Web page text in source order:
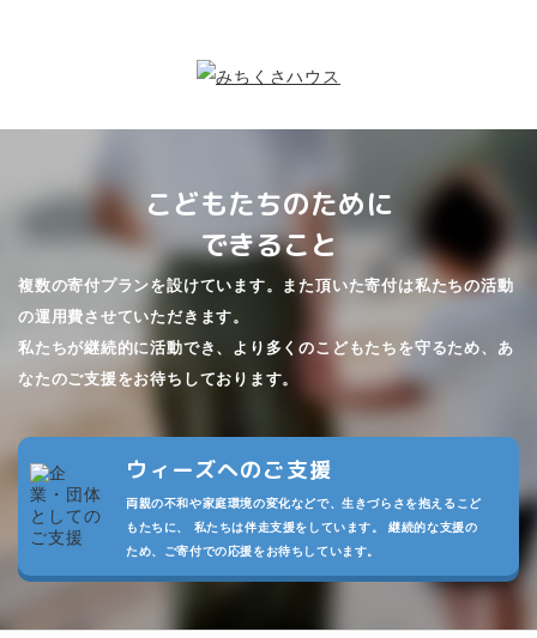
こどもたちのために
できること
複数の寄付プランを設けています。また頂いた寄付は私たちの活動
の運用費させていただきます。
私たちが継続的に活動でき、より多くのこどもたちを守るため、あ
なたのご支援をお待ちしております。
ウィーズへのご支援
両親の不和や家庭環境の変化などで、生きづらさを抱えるこど
もたちに、 私たちは伴走支援をしています。 継続的な支援の
ため、ご寄付での応援をお待ちしています。